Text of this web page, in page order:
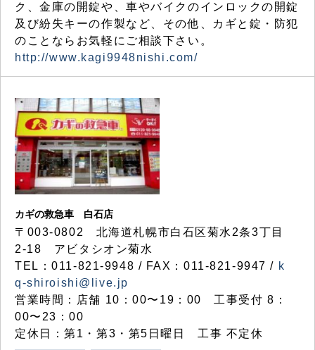
ク、金庫の開錠や、車やバイクのインロックの開錠
及び紛失キーの作製など、その他、カギと錠・防犯
のことならお気軽にご相談下さい。
http://www.kagi9948nishi.com/
カギの救急車 白石店
〒003-0802 北海道札幌市白石区菊水2条3丁目
2-18 アビタシオン菊水
TEL：011-821-9948 / FAX：011-821-9947 / k
q-shiroishi@live.jp
営業時間：店舗 10：00〜19：00 工事受付 8：
00〜23：00
定休日：第1・第3・第5日曜日 工事 不定休